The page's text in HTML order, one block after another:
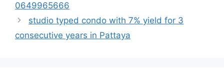
0649965666
studio typed condo with 7% yield for 3
consecutive years in Pattaya